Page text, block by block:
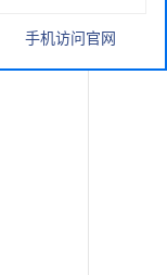
手机访问官网